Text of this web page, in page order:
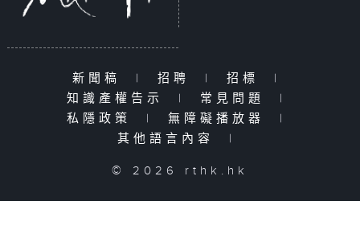
新聞稿 | 招聘 | 招標
|
知識產權告示
| 常見問題
|
私隱政策
| 無障礙播放器
|
其他語言內容
|
© 2026 rthk.hk